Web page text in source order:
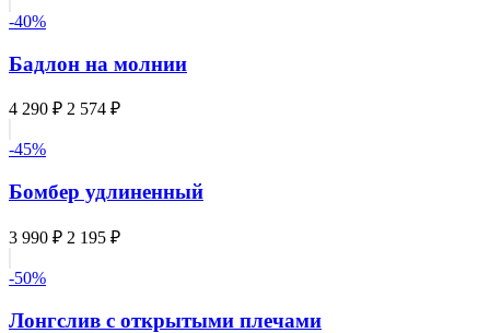
-40%
Бадлон на молнии
4 290 ₽ 2 574 ₽
-45%
Бомбер удлиненный
3 990 ₽ 2 195 ₽
-50%
Лонгслив с открытыми плечами